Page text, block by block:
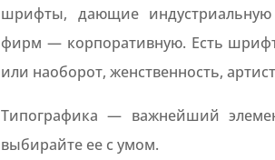
шрифты, дающие
фирм — корпоративную. Есть
или наоборот, женственность,
Типографика — важнейший
выбирайте ее с умом.